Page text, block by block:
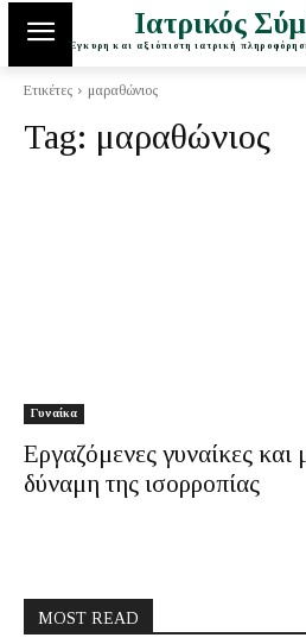
Ιατρικός
Έγκυρη και αξιόπιστη ιατρική
Ετικέτες μαραθώνιος
Tag: μαραθώνιος
Γυναίκα
Εργαζόμενες γυναίκες και
δύναμη της ισορροπίας
MOST READ